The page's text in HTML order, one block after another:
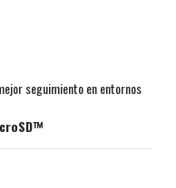
seguimiento en entornos